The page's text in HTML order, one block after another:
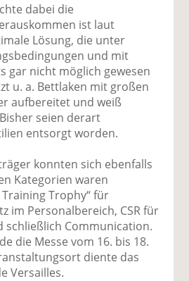
dabei die
ist laut
Lösung, die unter
und mit
gar nicht möglich gewesen
u. a. Bettlaken mit großen
aufbereitet und weiß
seien derart
entsorgt worden.
konnten sich ebenfalls
Kategorien waren
Trophy“ für
im Personalbereich, CSR für
schließlich Communication.
die Messe vom 16. bis 18.
diente das
Versailles.